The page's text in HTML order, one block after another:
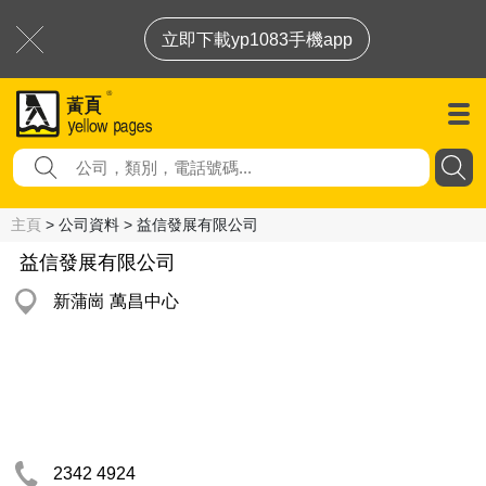
立即下載yp1083手機app
主頁 > 公司資料 > 益信發展有限公司
益信發展有限公司
新蒲崗 萬昌中心
2342 4924